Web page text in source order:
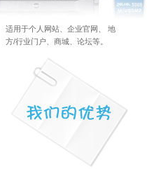
适用于个人网站、企业官网、 地
方/行业门户、商城、论坛等。